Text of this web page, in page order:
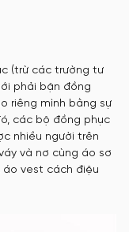
(trừ các trường tư
phải bận đồng
riêng mình bằng sự
các bộ đồng phục
nhiều người trên
và nơ cùng áo sơ
áo vest cách điệu